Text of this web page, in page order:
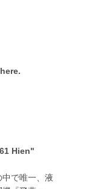
Hien"
で唯一、液